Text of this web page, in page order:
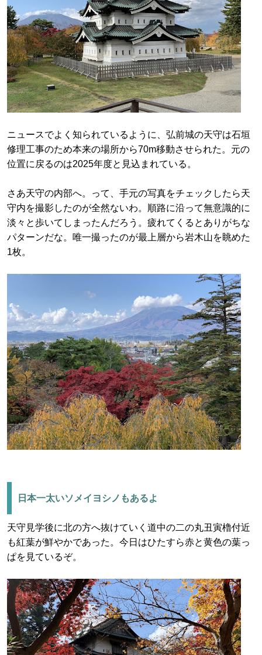
ニュースでよく知られているように、弘前城の天守は石垣
修理工事のため本来の場所から70m移動させられた。元の
位置に戻るのは2025年度と見込まれている。
さあ天守の内部へ。って、手元の写真をチェックしたら天
守内を撮影したのが全然ないわ。順路に沿って無意識的に
淡々と歩いてしまったんだろう。疲れてくるとありがちな
パターンだな。唯一撮ったのが最上層から岩木山を眺めた
1枚。
日本一太いソメイヨシノもあるよ
天守見学後に北の方へ抜けていく道中の二の丸丑寅櫓付近
も紅葉が鮮やかであった。今日はひたすら赤と黄色の葉っ
ぱを見ているぞ。